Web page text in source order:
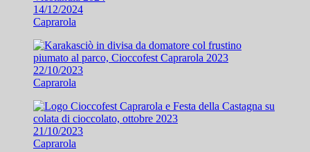
14/12/2024
Caprarola
22/10/2023
Caprarola
21/10/2023
Caprarola